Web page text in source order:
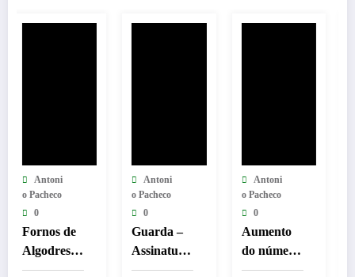
Antoni
O Pacheco
Guarda –
Assinatura
dos
Antoni
O Pacheco
Aumento
do número
de equipas
Antoni
O Pacheco
Fornos de
Algodres
avança